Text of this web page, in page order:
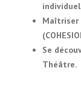
Maîtriser
Se
Théâtre.